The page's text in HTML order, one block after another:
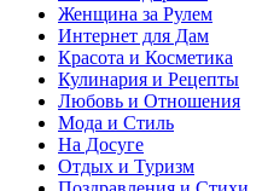
Женщина за Рулем
Интернет для Дам
Красота и Косметика
Кулинария и Рецепты
Любовь и Отношения
Мода и Стиль
На Досуге
Отдых и Туризм